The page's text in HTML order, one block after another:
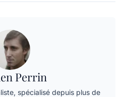
Perrin
spécialisé depuis plus de